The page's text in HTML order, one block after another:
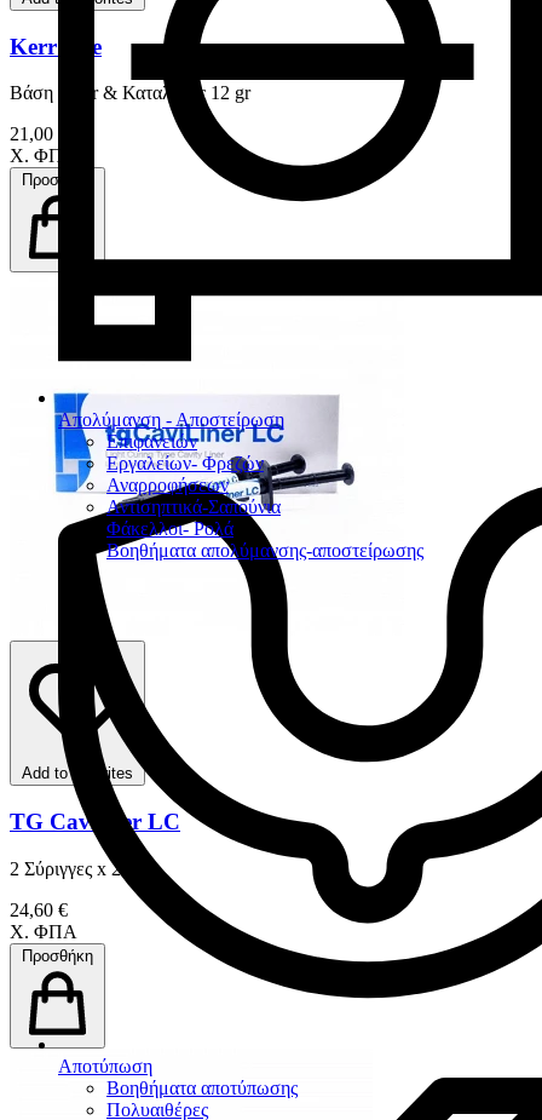
Απολύμανση - Αποστείρωση
Επιφανειών
Εργαλείων- Φρεζών
Αναρροφήσεων
Αντισηπτικά-Σαπούνια
Φάκελλοι- Ρολά
Βοηθήματα απολύμανσης-αποστείρωσης
Αποτύπωση
Βοηθήματα αποτύπωσης
Πολυαιθέρες
Kerr Life
Βάση 12 gr & Καταλύτης 12 gr
21,00 €
Χ. ΦΠΑ
Προσθήκη
Add to favorites
TG Caviliner LC
2 Σύριγγες x 2 gr
24,60 €
Χ. ΦΠΑ
Προσθήκη